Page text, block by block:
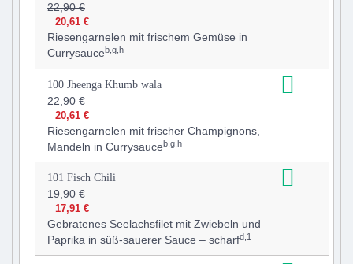
22,90 €
20,61 €
Riesengarnelen mit frischem Gemüse in
Currysauceb,g,h
100 Jheenga Khumb wala
22,90 €
20,61 €
Riesengarnelen mit frischer Champignons,
Mandeln in Currysauceb,g,h
101 Fisch Chili
19,90 €
17,91 €
Gebratenes Seelachsfilet mit Zwiebeln und
Paprika in süß-sauerer Sauce – scharfd,1